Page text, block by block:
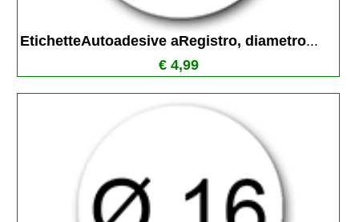
EtichetteAutoadesive aRegistro, diametro...
€ 4,99